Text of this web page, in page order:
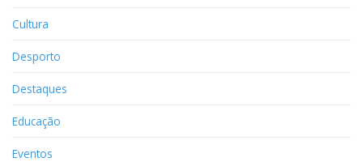
Cultura
Desporto
Destaques
Educação
Eventos